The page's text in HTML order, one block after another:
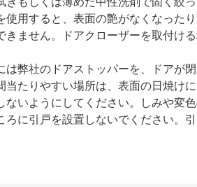
用すると、表面の艶がなくなった
ません。ドアクローザーを取付け
弊社のドアストッパーを、ドアが
たりやすい場所は、表面の日焼け
いようにしてください。しみや変色
に引戸を設置しないでください。